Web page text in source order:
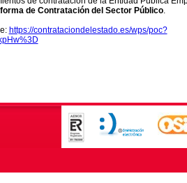
de Contratación del Sector Público.
https://contrataciondelestado.es/wps/poc?